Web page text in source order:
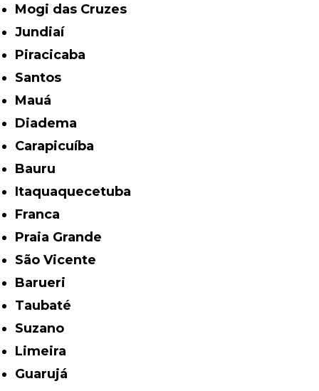
Mogi das Cruzes
Jundiaí
Piracicaba
Santos
Mauá
Diadema
Carapicuíba
Bauru
Itaquaquecetuba
Franca
Praia Grande
São Vicente
Barueri
Taubaté
Suzano
Limeira
Guarujá